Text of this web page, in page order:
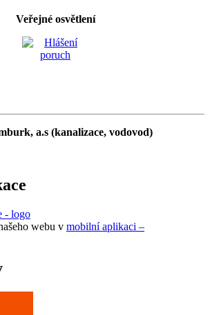
Veřejné osvětlení
a.s (kanalizace, vodovod)
webu v mobilní aplikaci –